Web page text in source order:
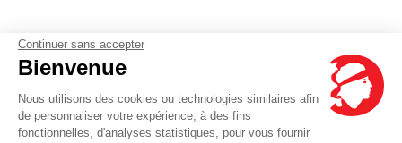
Continuer sans accepter
Bienvenue
Nous utilisons des cookies ou technologies similaires afin
de personnaliser votre expérience, à des fins
fonctionnelles, d'analyses statistiques, pour vous fournir